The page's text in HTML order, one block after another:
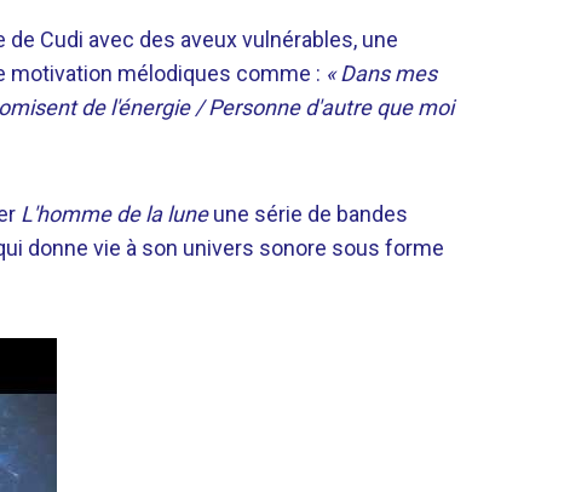
Cudi avec des aveux vulnérables, une
motivation mélodiques comme : « Dans mes
de l'énergie / Personne d'autre que moi
L'homme de la luneune série de bandes
donne vie à son univers sonore sous forme